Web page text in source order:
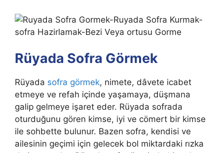
Rüyada Sofra Görmek
Rüyada sofra görmek, nimete, dâvete icabet
etmeye ve refah içinde yaşamaya, düşmana
galip gelmeye işaret eder. Rüyada sofrada
oturduğunu gören kimse, iyi ve cömert bir kimse
ile sohbette bulunur. Bazen sofra, kendisi ve
ailesinin geçimi için gelecek bol miktardaki rızka